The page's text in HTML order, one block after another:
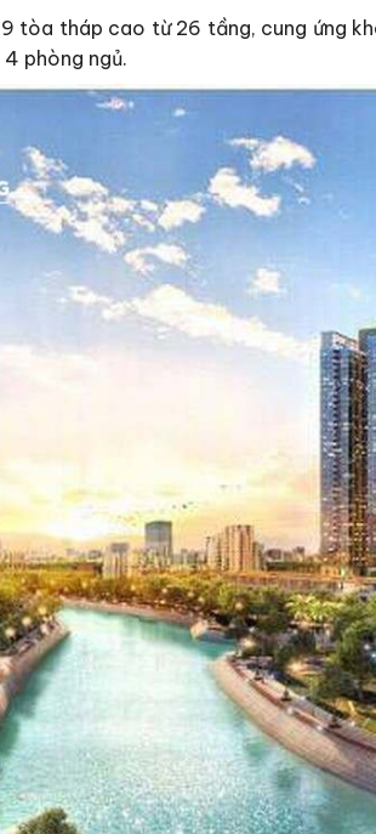
tòa tháp cao từ 26 tầng, cung ứng
phòng ngủ.